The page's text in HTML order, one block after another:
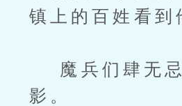
镇上的百姓看到
魔兵们肆无忌
影。